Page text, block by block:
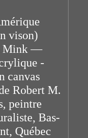
vison)
Mink —
-
canvas
Robert M.
peintre
Bas-
Québec